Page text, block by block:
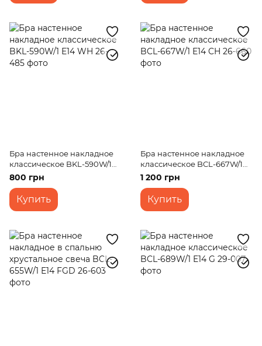
Бра настенное накладное
классическое BKL-590W/1
E14 WH
800 грн
Купить
Бра настенное накладное
классическое BCL-667W/1
E14 CH
1 200 грн
Купить